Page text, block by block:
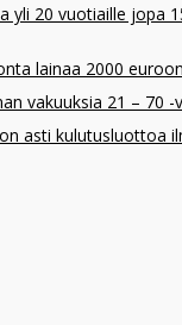
yli 20 vuotiaille jopa
lainaa 2000
vakuuksia 21 – 70 -
asti kulutusluottoa